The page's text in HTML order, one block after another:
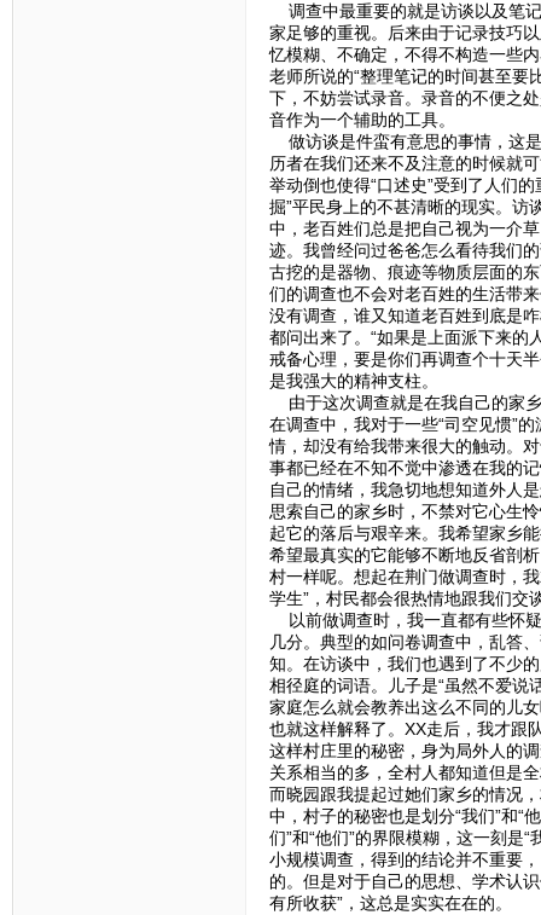
调查中最重要的就是访谈以及笔
家足够的重视。后来由于记录技巧
忆模糊、不确定，不得不构造一些
老师所说的“整理笔记的时间甚至要
下，不妨尝试录音。录音的不便之
音作为一个辅助的工具。
做访谈是件蛮有意思的事情，这
历者在我们还来不及注意的时候就
举动倒也使得“口述史”受到了人们
掘”平民身上的不甚清晰的现实。访
中，老百姓们总是把自己视为一介
迹。我曾经问过爸爸怎么看待我们
古挖的是器物、痕迹等物质层面的
们的调查也不会对老百姓的生活带
没有调查，谁又知道老百姓到底是
都问出来了。“如果是上面派下来的
戒备心理，要是你们再调查个十天
是我强大的精神支柱。
由于这次调查就是在我自己的家乡
在调查中，我对于一些“司空见惯”
情，却没有给我带来很大的触动。
事都已经在不知不觉中渗透在我的
自己的情绪，我急切地想知道外人
思索自己的家乡时，不禁对它心生
起它的落后与艰辛来。我希望家乡
希望最真实的它能够不断地反省剖
村一样呢。想起在荆门做调查时，
学生”，村民都会很热情地跟我们交
以前做调查时，我一直都有些怀
几分。典型的如问卷调查中，乱答
知。在访谈中，我们也遇到了不少
相径庭的词语。儿子是“虽然不爱说
家庭怎么就会教养出这么不同的儿
也就这样解释了。XX走后，我才跟
这样村庄里的秘密，身为局外人的
关系相当的多，全村人都知道但是
而晓园跟我提起过她们家乡的情况
中，村子的秘密也是划分“我们”和“
们”和“他们”的界限模糊，这一刻是
小规模调查，得到的结论并不重要
的。但是对于自己的思想、学术认
有所收获”，这总是实实在在的。